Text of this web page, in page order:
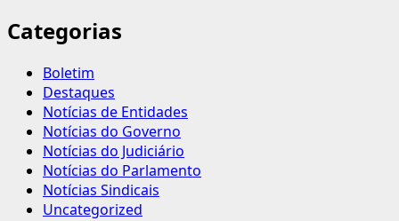
Categorias
Boletim
Destaques
Notícias de Entidades
Notícias do Governo
Notícias do Judiciário
Notícias do Parlamento
Notícias Sindicais
Uncategorized